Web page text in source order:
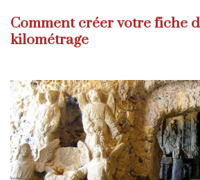
Comment créer votre fiche
kilométrage